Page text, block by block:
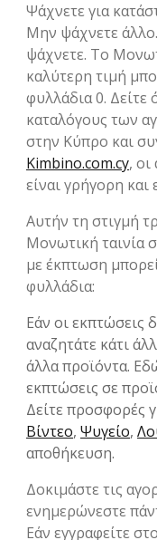
Ψάχνετε για
Μην ψάχνετε
ψάχνετε. Το
καλύτερη τιμή
φυλλάδια 0. Δείτε
καταλόγους των
στην Kύπρο και
Kimbino.com.cy,
είναι γρήγορη και
Αυτήν τη στιγμή
Μονωτική ταινία
με έκπτωση
φυλλάδια:
Εάν οι εκπτώσεις
αναζητάτε κάτι
άλλα προϊόντα.
εκπτώσεις σε
Δείτε προσφορές
Βίντεο, Ψυγείο,
αποθήκευση.
Δοκιμάστε τις
ενημερώνεστε
Εάν εγγραφείτε